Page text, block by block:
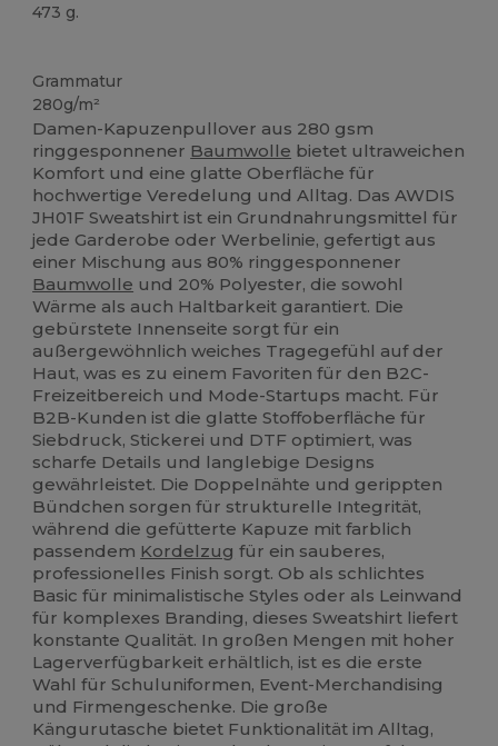
473 g.
Grammatur
280g/m²
Damen-Kapuzenpullover aus 280 gsm
ringgesponnener Baumwolle bietet ultraweichen
Komfort und eine glatte Oberfläche für
hochwertige Veredelung und Alltag. Das AWDIS
JH01F Sweatshirt ist ein Grundnahrungsmittel für
jede Garderobe oder Werbelinie, gefertigt aus
einer Mischung aus 80% ringgesponnener
Baumwolle und 20% Polyester, die sowohl
Wärme als auch Haltbarkeit garantiert. Die
gebürstete Innenseite sorgt für ein
außergewöhnlich weiches Tragegefühl auf der
Haut, was es zu einem Favoriten für den B2C-
Freizeitbereich und Mode-Startups macht. Für
B2B-Kunden ist die glatte Stoffoberfläche für
Siebdruck, Stickerei und DTF optimiert, was
scharfe Details und langlebige Designs
gewährleistet. Die Doppelnähte und gerippten
Bündchen sorgen für strukturelle Integrität,
während die gefütterte Kapuze mit farblich
passendem Kordelzug für ein sauberes,
professionelles Finish sorgt. Ob als schlichtes
Basic für minimalistische Styles oder als Leinwand
für komplexes Branding, dieses Sweatshirt liefert
konstante Qualität. In großen Mengen mit hoher
Lagerverfügbarkeit erhältlich, ist es die erste
Wahl für Schuluniformen, Event-Merchandising
und Firmengeschenke. Die große
Kängurutasche bietet Funktionalität im Alltag,